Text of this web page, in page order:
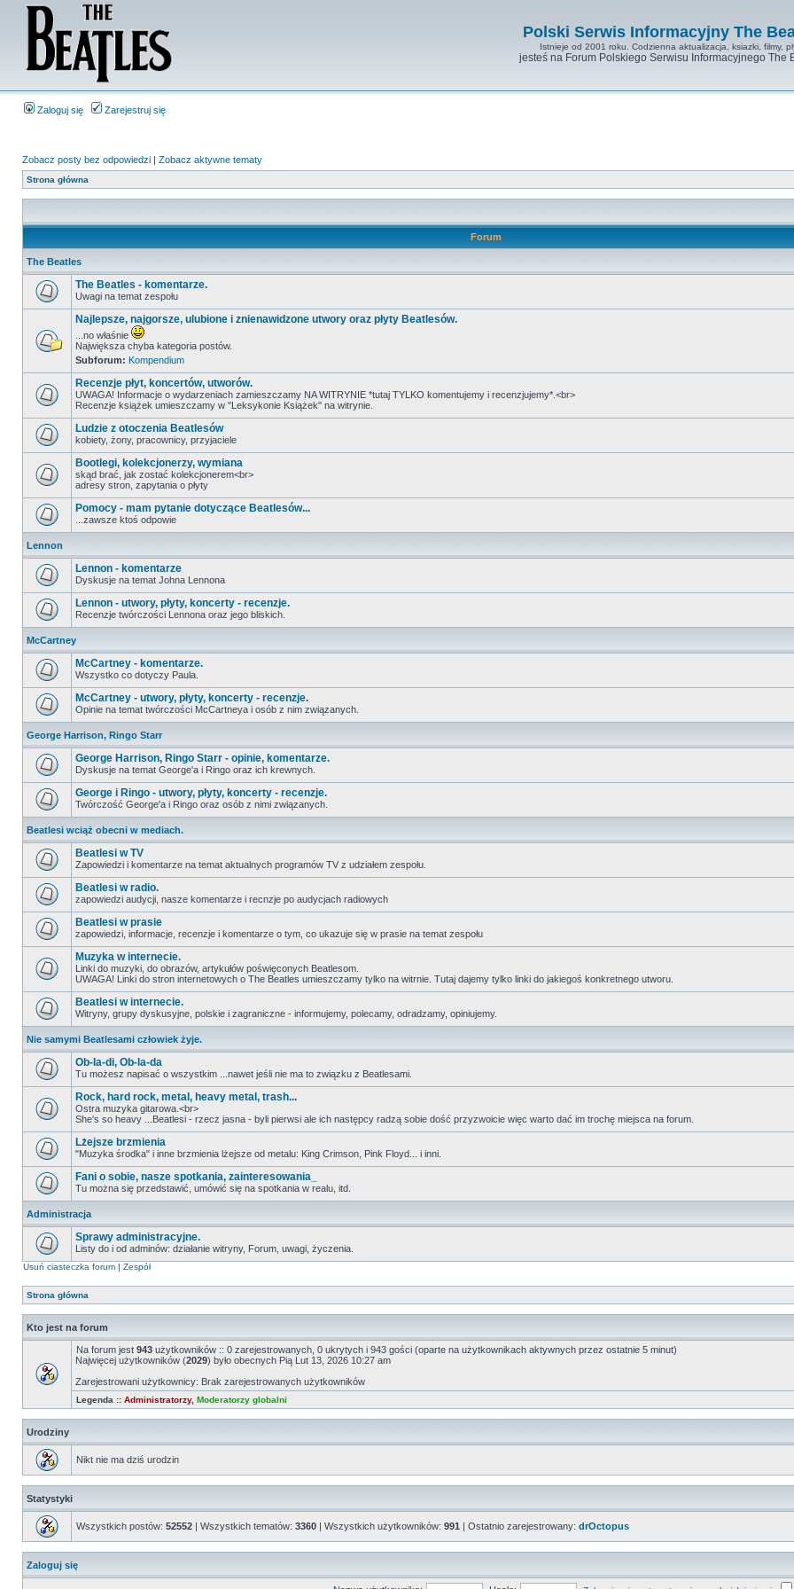
Polski Serwis Informacyjny The
Istnieje od 2001 roku. Codzienna aktualizacja, ksiazki, filmy,
jesteś na Forum Polskiego Serwisu Informacyjnego The
Zaloguj się Zarejestruj się
Zobacz posty bez odpowiedzi | Zobacz aktywne tematy
Strona główna
Forum
The Beatles
The Beatles - komentarze.
Uwagi na temat zespołu
Najlepsze, najgorsze, ulubione i znienawidzone utwory oraz płyty Beatlesów.
...no właśnie
Największa chyba kategoria postów.
Subforum: Kompendium
Recenzje płyt, koncertów, utworów.
UWAGA! Informacje o wydarzeniach zamieszczamy NA WITRYNIE *tutaj TYLKO komentujemy i recenzjujemy*.<br>
Recenzje książek umieszczamy w "Leksykonie Książek" na witrynie.
Ludzie z otoczenia Beatlesów
kobiety, żony, pracownicy, przyjaciele
Bootlegi, kolekcjonerzy, wymiana
skąd brać, jak zostać kolekcjonerem<br>
adresy stron, zapytania o płyty
Pomocy - mam pytanie dotyczące Beatlesów...
...zawsze ktoś odpowie
Lennon
Lennon - komentarze
Dyskusje na temat Johna Lennona
Lennon - utwory, płyty, koncerty - recenzje.
Recenzje twórczości Lennona oraz jego bliskich.
McCartney
McCartney - komentarze.
Wszystko co dotyczy Paula.
McCartney - utwory, płyty, koncerty - recenzje.
Opinie na temat twórczości McCartneya i osób z nim związanych.
George Harrison, Ringo Starr
George Harrison, Ringo Starr - opinie, komentarze.
Dyskusje na temat George'a i Ringo oraz ich krewnych.
George i Ringo - utwory, płyty, koncerty - recenzje.
Twórczość George'a i Ringo oraz osób z nimi związanych.
Beatlesi wciąż obecni w mediach.
Beatlesi w TV
Zapowiedzi i komentarze na temat aktualnych programów TV z udziałem zespołu.
Beatlesi w radio.
zapowiedzi audycji, nasze komentarze i recnzje po audycjach radiowych
Beatlesi w prasie
zapowiedzi, informacje, recenzje i komentarze o tym, co ukazuje się w prasie na temat zespołu
Muzyka w internecie.
Linki do muzyki, do obrazów, artykułów poświęconych Beatlesom.
UWAGA! Linki do stron internetowych o The Beatles umieszczamy tylko na witrnie. Tutaj dajemy tylko linki do jakiegoś konkretnego utworu.
Beatlesi w internecie.
Witryny, grupy dyskusyjne, polskie i zagraniczne - informujemy, polecamy, odradzamy, opiniujemy.
Nie samymi Beatlesami człowiek żyje.
Ob-la-di, Ob-la-da
Tu możesz napisać o wszystkim ...nawet jeśli nie ma to związku z Beatlesami.
Rock, hard rock, metal, heavy metal, trash...
Ostra muzyka gitarowa.<br>
She's so heavy ...Beatlesi - rzecz jasna - byli pierwsi ale ich następcy radzą sobie dość przyzwoicie więc warto dać im trochę miejsca na forum.
Lżejsze brzmienia
"Muzyka środka" i inne brzmienia lżejsze od metalu: King Crimson, Pink Floyd... i inni.
Fani o sobie, nasze spotkania, zainteresowania_
Tu można się przedstawić, umówić się na spotkania w realu, itd.
Administracja
Sprawy administracyjne.
Listy do i od adminów: działanie witryny, Forum, uwagi, życzenia.
Usuń ciasteczka forum | Zespół
Strona główna
Kto jest na forum
Na forum jest 943 użytkowników :: 0 zarejestrowanych, 0 ukrytych i 943 gości (oparte na użytkownikach aktywnych przez ostatnie 5 minut)
Najwięcej użytkowników (2029) było obecnych Pią Lut 13, 2026 10:27 am
Zarejestrowani użytkownicy: Brak zarejestrowanych użytkowników
Legenda :: Administratorzy, Moderatorzy globalni
Urodziny
Nikt nie ma dziś urodzin
Statystyki
Wszystkich postów: 52552 | Wszystkich tematów: 3360 | Wszystkich użytkowników: 991 | Ostatnio zarejestrowany: drOctopus
Zaloguj się